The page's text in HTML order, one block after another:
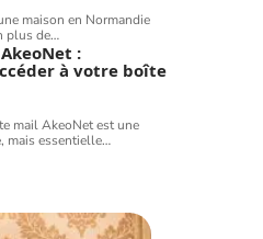
maison en Normandie
plus de…
:
à votre boîte
mail AkeoNet est une
mais essentielle…